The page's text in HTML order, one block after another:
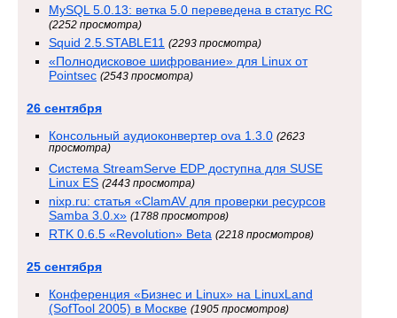
MySQL 5.0.13: ветка 5.0 переведена в статус RC
(2252 просмотра)
Squid 2.5.STABLE11 (2293 просмотра)
«Полнодисковое шифрование» для Linux от
Pointsec (2543 просмотра)
26 сентября
Консольный аудиоконвертер ova 1.3.0 (2623
просмотра)
Система StreamServe EDP доступна для SUSE
Linux ES (2443 просмотра)
nixp.ru: статья «ClamAV для проверки ресурсов
Samba 3.0.x» (1788 просмотров)
RTK 0.6.5 «Revolution» Beta (2218 просмотров)
25 сентября
Конференция «Бизнес и Linux» на LinuxLand
(SofTool 2005) в Москве (1905 просмотров)